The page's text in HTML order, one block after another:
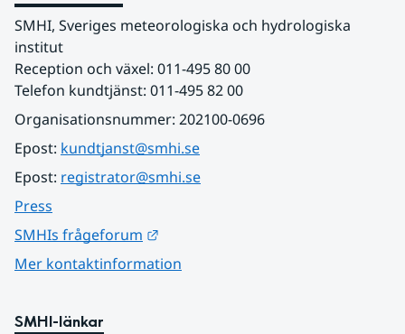
SMHI, Sveriges meteorologiska och hydrologiska
institut
Reception och växel: 011-495 80 00
Telefon kundtjänst: 011-495 82 00
Organisationsnummer: 202100-0696
Epost: kundtjanst@smhi.se
Epost: registrator@smhi.se
Press
SMHIs frågeforum
Mer kontaktinformation
SMHI-länkar